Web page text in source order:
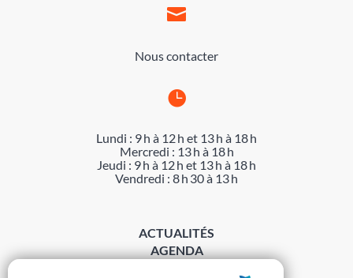

Nous contacter

Lundi : 9 h à 12 h et 13 h à 18 h
Mercredi : 13 h à 18 h
Jeudi : 9 h à 12 h et 13 h à 18 h
Vendredi : 8 h 30 à 13 h
ACTUALITÉS
AGENDA